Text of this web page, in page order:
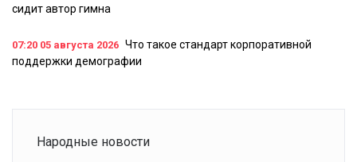
сидит автор гимна
07:20 05 августа 2026 Что такое стандарт корпоративной
поддержки демографии
Народные новости